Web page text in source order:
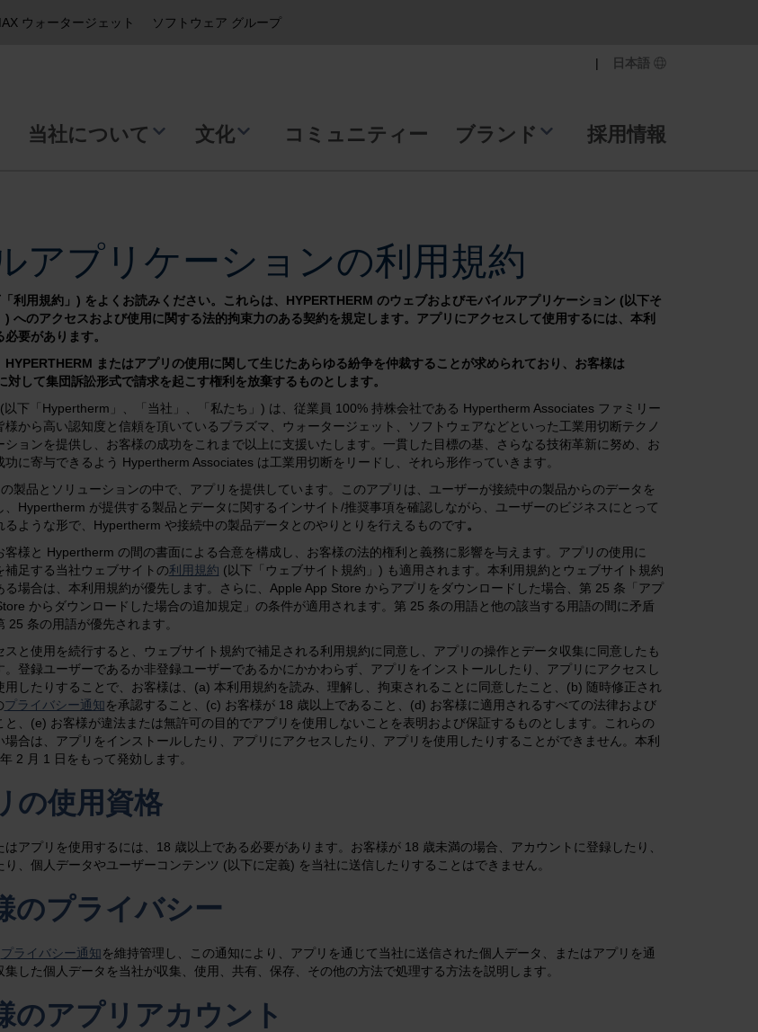
ウォータージェット ソフトウェア グループ
| 日本語
当社について 文化 コミュニティー ブランド 採用情報
アプリケーションの利用規約
利用規約」) をよくお読みください。これらは、HYPERTHERM のウェブおよびモバイルアプリケーション (以下そ
) へのアクセスおよび使用に関する法的拘束力のある契約を規定します。アプリにアクセスして使用するには、本利
要があります。
HYPERTHERM またはアプリの使用に関して生じたあらゆる紛争を仲裁することが求められており、お客様は
対して集団訴訟形式で請求を起こす権利を放棄するものとします。
下「Hypertherm」、「当社」、「私たち」) は、従業員 100% 持株会社である Hypertherm Associates ファミリー
様から高い認知度と信頼を頂いているプラズマ、ウォータージェット、ソフトウェアなどといった工業用切断テクノ
ションを提供し、お客様の成功をこれまで以上に支援いたします。一貫した目標の基、さらなる技術革新に努め、お
功に寄与できるよう Hypertherm Associates は工業用切断をリードし、それら形作っていきます。
製品とソリューションの中で、アプリを提供しています。このアプリは、ユーザーが接続中の製品からのデータを
、Hypertherm が提供する製品とデータに関するインサイト/推奨事項を確認しながら、ユーザーのビジネスにとって
るような形で、Hypertherm や接続中の製品データとのやりとりを行えるものです。
客様と Hypertherm の間の書面による合意を構成し、お客様の法的権利と義務に影響を与えます。アプリの使用に
補足する当社ウェブサイトの利用規約 (以下「ウェブサイト規約」) も適用されます。本利用規約とウェブサイト規約
る場合は、本利用規約が優先します。さらに、Apple App Store からアプリをダウンロードした場合、第 25 条「アプ
からダウンロードした場合の追加規定」の条件が適用されます。第 25 条の用語と他の該当する用語の間に矛盾
25 条の用語が優先されます。
スと使用を続行すると、ウェブサイト規約で補足される利用規約に同意し、アプリの操作とデータ収集に同意したも
。登録ユーザーであるか非登録ユーザーであるかにかかわらず、アプリをインストールしたり、アプリにアクセスし
用したりすることで、お客様は、(a) 本利用規約を読み、理解し、拘束されることに同意したこと、(b) 随時修正され
プライバシー通知を承認すること、(c) お客様が 18 歳以上であること、(d) お客様に適用されるすべての法律および
と、(e) お客様が違法または無許可の目的でアプリを使用しないことを表明および保証するものとします。これらの
場合は、アプリをインストールしたり、アプリにアクセスしたり、アプリを使用したりすることができません。本利
2 月 1 日をもって発効します。
の使用資格
はアプリを使用するには、18 歳以上である必要があります。お客様が 18 歳未満の場合、アカウントに登録したり、
り、個人データやユーザーコンテンツ (以下に定義) を当社に送信したりすることはできません。
のプライバシー
プライバシー通知を維持管理し、この通知により、アプリを通じて当社に送信された個人データ、またはアプリを通
集した個人データを当社が収集、使用、共有、保存、その他の方法で処理する方法を説明します。
のアプリアカウント